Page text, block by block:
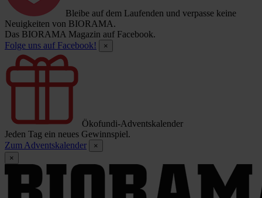
Bleibe auf dem Laufenden und verpasse keine
Neuigkeiten von BIORAMA.
Das BIORAMA Magazin auf Facebook.
Folge uns auf Facebook!
×
Ökofundi-Adventskalender
Jeden Tag ein neues Gewinnspiel.
Zum Adventskalender
×
×